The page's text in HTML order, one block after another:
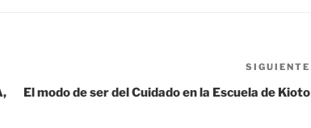
SIGUIENTE
El modo de ser del Cuidado en la Escuela de Kioto